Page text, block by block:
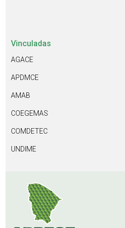
Vinculadas
AGACE
APDMCE
AMAB
COEGEMAS
COMDETEC
UNDIME